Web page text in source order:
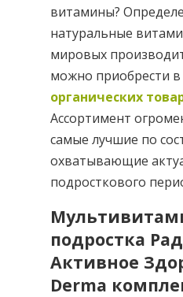
витамины?
натуральные
мировых
можно приобрести в
органических
Ассортимент
самые лучшие по
охватывающие
подросткового
подростка
Активное
Derma